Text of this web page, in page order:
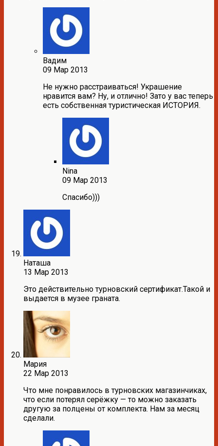
Вадим
09 Мар 2013
Не нужно расстраиваться! Украшение
нравится вам? Ну, и отлично! Зато у вас теперь
есть собственная туристическая ИСТОРИЯ.
Nina
09 Мар 2013
Спасибо)))
Наташа
13 Мар 2013
Это действительно турновский сертификат.Такой и
выдается в музее граната.
Мария
22 Мар 2013
Что мне понравилось в турновских магазинчиках,
что если потерял серёжку — то можно заказать
другую за полцены от комплекта. Нам за месяц
сделали.